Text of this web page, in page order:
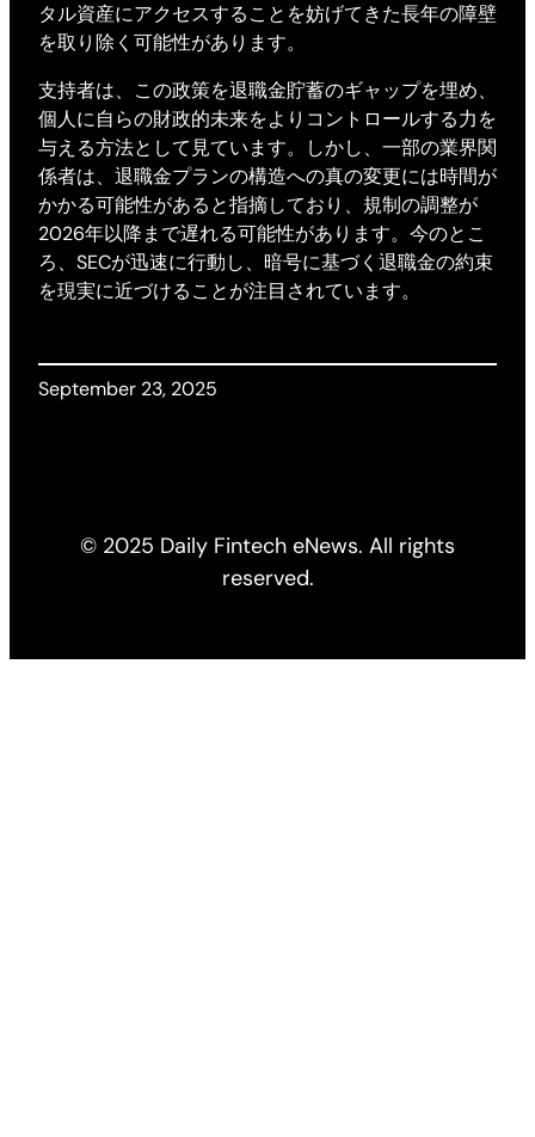
タル資産にアクセスすることを妨げてきた長年の障壁
を取り除く可能性があります。
支持者は、この政策を退職金貯蓄のギャップを埋め、
個人に自らの財政的未来をよりコントロールする力を
与える方法として見ています。しかし、一部の業界関
係者は、退職金プランの構造への真の変更には時間が
かかる可能性があると指摘しており、規制の調整が
2026年以降まで遅れる可能性があります。今のとこ
ろ、SECが迅速に行動し、暗号に基づく退職金の約束
を現実に近づけることが注目されています。
September 23, 2025
© 2025 Daily Fintech eNews. All rights
reserved.